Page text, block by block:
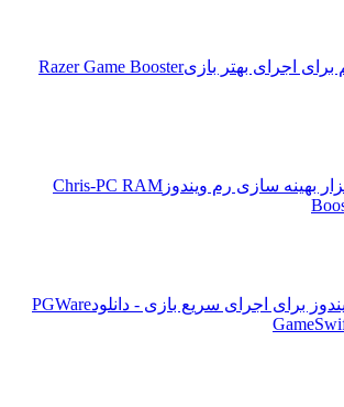
اجرای بهتر بازیRazer Game Booster
Chris-PC RAM
برای اجرای سریع بازی - دانلودPGWare